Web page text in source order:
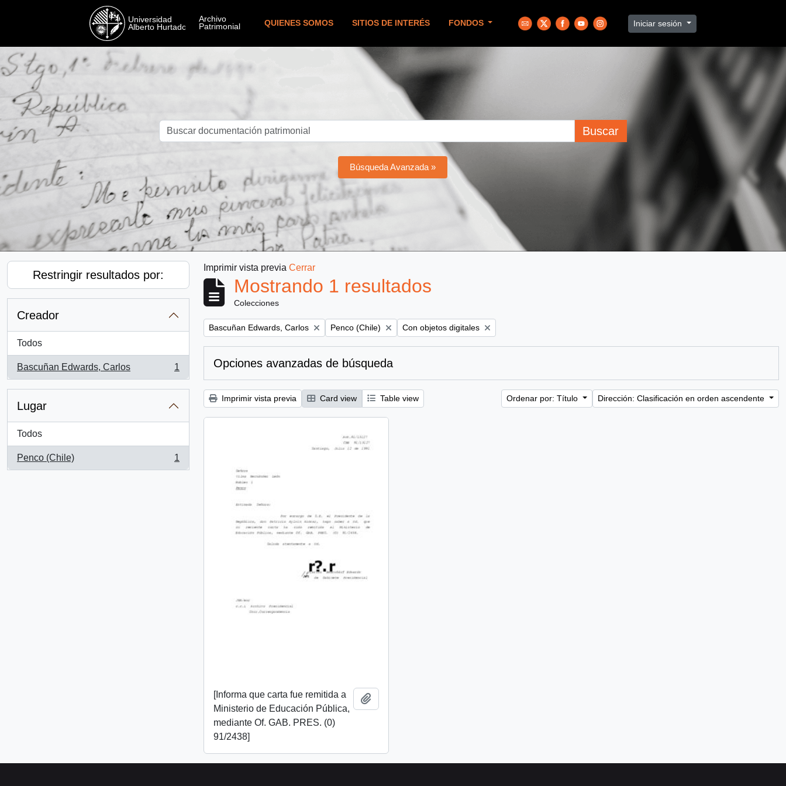
QUIENES SOMOS SITIOS DE INTERÉS FONDOS Iniciar sesión
Buscar
Búsqueda Avanzada »
Restringir resultados por:
Creador
Todos
Bascuñan Edwards, Carlos
, 1 resultados
1
Lugar
Todos
Penco (Chile)
, 1 resultados
1
Imprimir vista previa Cerrar
Mostrando 1 resultados
Colecciones
Remove filter:
Bascuñan Edwards, Carlos Remove filter:
Penco (Chile) Remove filter:
Con objetos digitales
Opciones avanzadas de búsqueda
Imprimir vista previa Card view Table view Ordenar por: Título Dirección: Clasificación en orden ascendente
[Informa que carta fue remitida a
Ministerio de Educación Pública,
mediante Of. GAB. PRES. (0)
91/2438]